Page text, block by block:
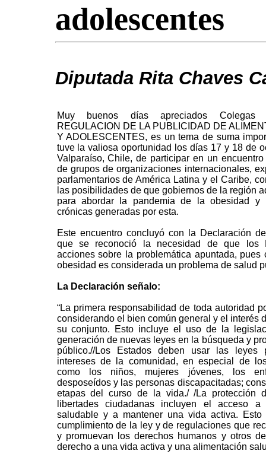
adolescentes
Diputada Rita Chaves
Muy buenos días apreciados Colegas
REGULACION DE LA PUBLICIDAD DE
Y ADOLESCENTES, es un tema de suma
tuve la valiosa oportunidad los días 17 y 18 de
Valparaíso, Chile, de participar en un
de grupos de organizaciones internacionales,
parlamentarios de América Latina y el Caribe,
las posibilidades de que gobiernos de la región
para abordar la pandemia de la obesidad y
crónicas generadas por esta.
Este encuentro concluyó con la Declaración
que se reconoció la necesidad de que los
acciones sobre la problemática apuntada, pues
obesidad es considerada un problema de salud
La Declaración señalo:
“La primera responsabilidad de toda autoridad
considerando el bien común general y el interés
su conjunto. Esto incluye el uso de la
generación de nuevas leyes en la búsqueda y
público.//Los Estados deben usar las leyes
intereses de la comunidad, en especial de
como los niños, mujeres jóvenes, los
desposeídos y las personas discapacitadas;
etapas del curso de la vida./ /La protección
libertades ciudadanas incluyen el acceso a
saludable y a mantener una vida activa.
cumplimiento de la ley y de regulaciones que
y promuevan los derechos humanos y otros
derecho a una vida activa y una alimentación